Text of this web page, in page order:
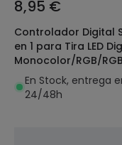
8,95 €
Controlador Digital
en 1 para Tira LED
Monocolor/RGB/
MiBoxer SPIR3
En Stock, entrega
24/48h